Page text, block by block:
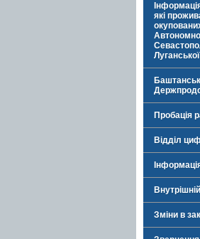
які
Пробація
Відділ
Зміни в